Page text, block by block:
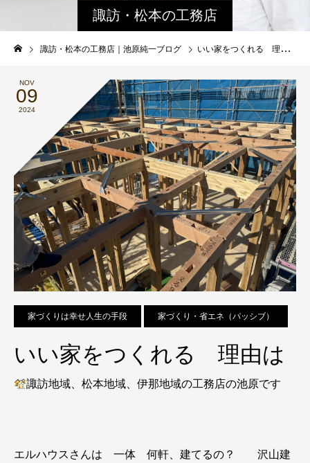
諏訪・松本の工務店
の社長ブログ｜家族
物語８４３
諏訪・松本の工務店｜池原純一ブログ いい家をつくれる 理由は
NOV
09
2024
家づくりは幸せ人生の手段 家づくり・省エネ（パッシブ）
いい家をつくれる 理由は
諏訪地域、松本地域、伊那地域の工務店の池原です
エルハウスさんは 一体 何軒、建てるの？ 沢山建